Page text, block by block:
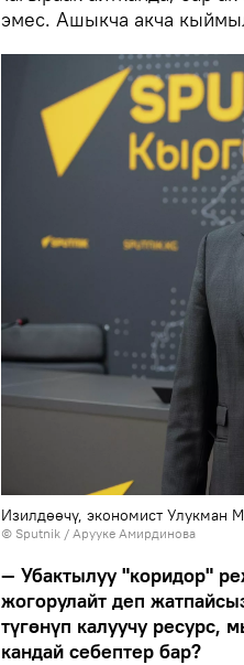
эмес. Ашыкча акча
Изилдөөчү, экономист Улукман
© Sputnik / Арууке Амирдинова
— Убактылуу "коридор"
жогорулайт деп
түгөнүп калуучу
кандай себептер бар?